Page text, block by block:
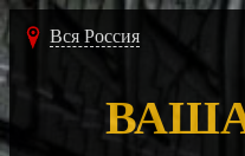
Вся Россия